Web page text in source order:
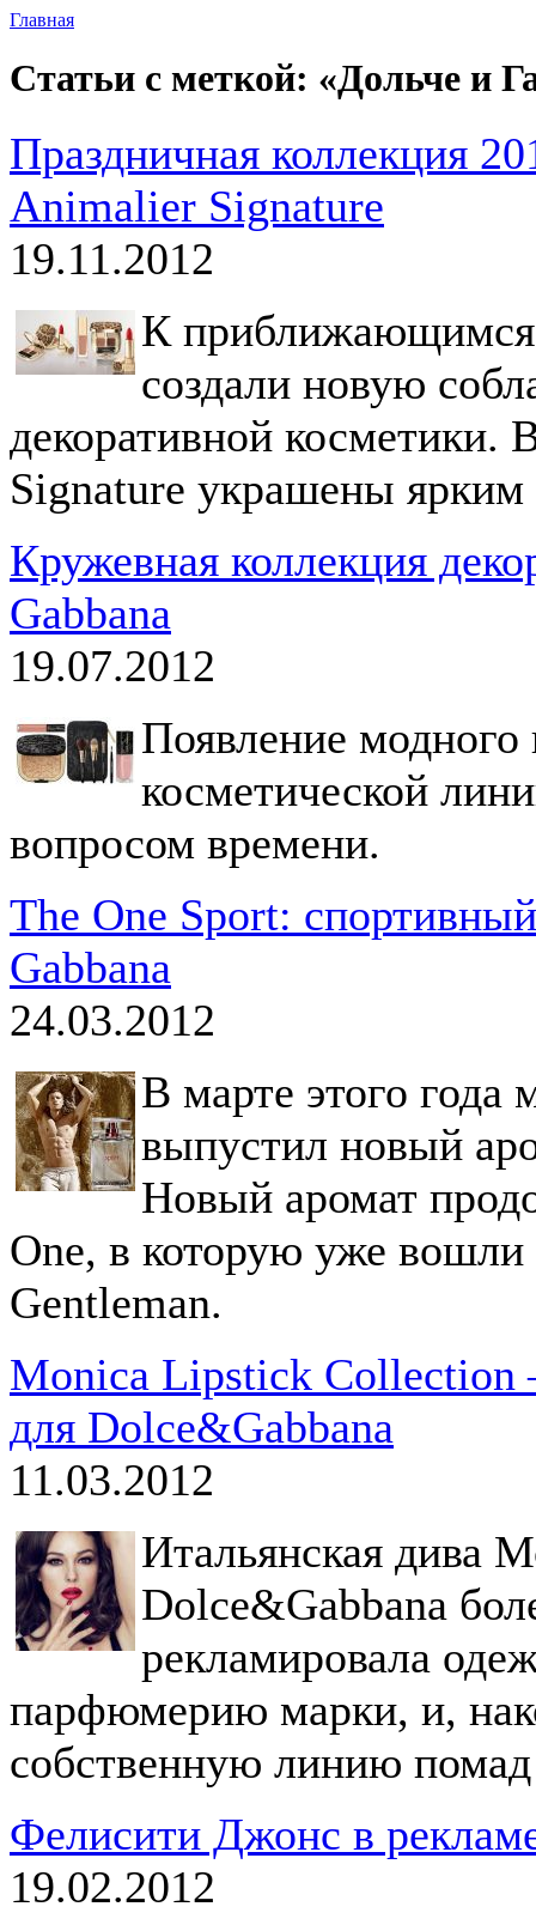
Главная
Статьи с меткой: «Дольче и
Праздничная коллекция
Animalier Signature
19.11.2012
К приближающимся
создали новую
декоративной косметики.
Signature украшены
Кружевная коллекция
Gabbana
19.07.2012
Появление модного
косметической
вопросом времени.
The One Sport:
Gabbana
24.03.2012
В марте этого
выпустил новый
Новый аромат
One, в которую уже
Gentleman.
Monica Lipstick Collection
для Dolce&Gabbana
11.03.2012
Итальянская дива
Dolce&Gabbana
рекламировала
парфюмерию марки, и,
собственную линию
Фелисити Джонс в
19.02.2012